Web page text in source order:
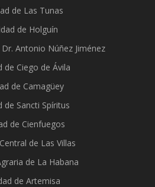
de Las Tunas
de Holguín
Antonio Núñez Jiménez
de Ciego de Ávila
de Camagüey
de Sancti Spíritus
de Cienfuegos
de Las Villas
de La Habana
de Artemisa